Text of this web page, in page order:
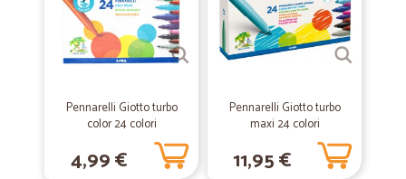
18/04/2021
— Alessandro S.
Buon rapporto qualità prezzo e ottimo…
Buon rapporto qualità prezzo e ottimo servizio di consegna.
—Alberico Z.
Veloci e disponibili pure il calo…
Veloci e disponibili pure il calo centervcontattato
Pennarelli Giotto turbo
color 24 colori
4,99 €
Pennarelli Giotto turbo
maxi 24 colori
11,95 €